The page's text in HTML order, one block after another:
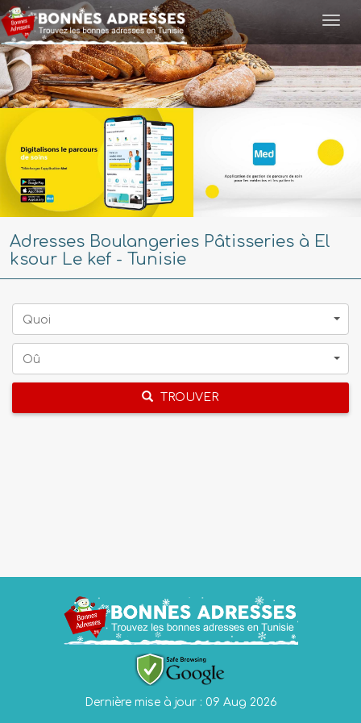
Adresses Boulangeries Pâtisseries à El
ksour Le kef - Tunisie
Quoi
Oû
TROUVER
Dernière mise à jour : 09 Aug 2026